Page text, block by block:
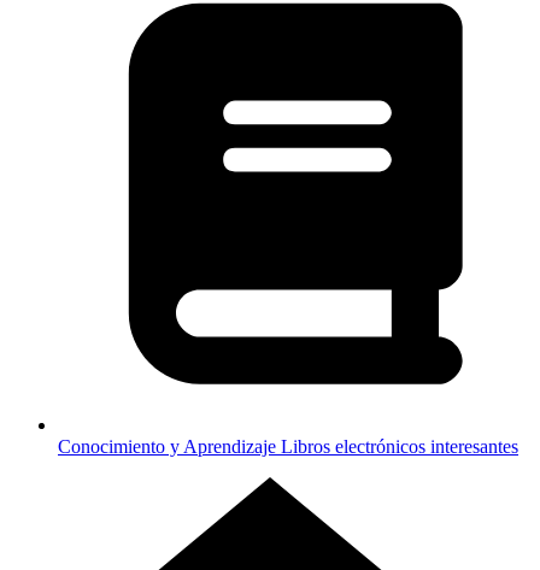
Conocimiento y Aprendizaje Libros electrónicos interesantes